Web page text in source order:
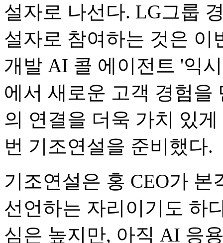
설자로 나선다. LG그룹
설자로 참여하는 것은 이
개발 AI 콜 에이전트 '익
에서 새로운 고객 경험을
의 연결을 더욱 가치 있
번 기조연설을 준비했다.
기조연설은 홍 CEO가
선언하는 자리이기도 하
심은 높지만, 아직 AI 응